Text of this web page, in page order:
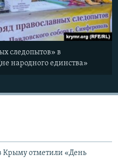
следопытов» в
народного единства»
Крыму отметили «День